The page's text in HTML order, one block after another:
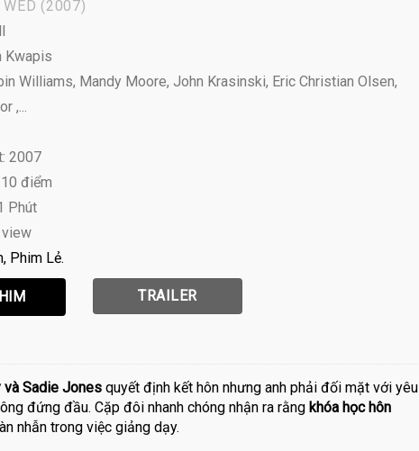
(2007)
Kwapis
Williams, Mandy Moore, John Krasinski, Eric Christian Olsen,
,...
2007
điểm
Phút
view
Phim Lẻ
TRAILER
và Sadie Jones quyết định kết hôn nhưng anh phải đối mặt với yêu
đứng đầu. Cặp đôi nhanh chóng nhận ra rằng khóa học hôn
nhẫn trong việc giảng dạy.